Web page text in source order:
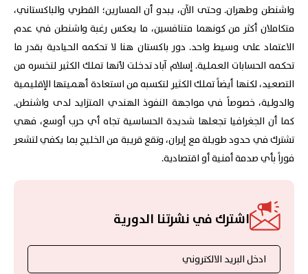
واشنطن وطهران. وحتى الآن، يبدو أن المسارين؛ القطري والباكستاني،
متكاملان أكثر من كونهما متنافسين، ما يعكس رغبة واشنطن في عدم
الاعتماد على وسيط واحد. دور باكستان هنا لا تحكمه الحيادية بقدر ما
تحكمه الحسابات العملية. إسلام آباد تدخلت لأنها تملك الكثير لتخسره من
التصعيد، لكنها أيضاً تملك الكثير لتكسبه من استعادة أهميتها الإقليمية
والدولية، خصوصاً في مواجهة النفوذ الهندي المتزايد لدى واشنطن.
كما أن الجغرافيا تجعلها شديدة الحساسية تجاه أي حرب أوسع، فهي
تشترك في حدود طويلة مع إيران، وتقع قريبة من الخليج بما يكفي لتشعر
فوراً بأي صدمة أمنية أو اقتصادية.
اشترك في نشرتنا الدورية